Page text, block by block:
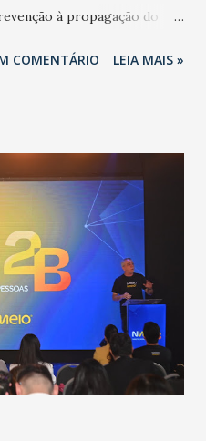
à propagação do
na contenção da
com os ambientes
estamos vivendo uma
em todos os anos, com
ou H1N1. Trata-se
diferente, com um poder de
coronavírus”, apontou o
epidemia com chance de
um grande risco à
“Precisamos saber fazer a
para não so...
COMENTÁRIO LEIA MAIS »